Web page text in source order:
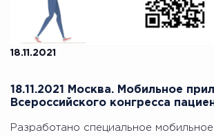
18.11.2021
18.11.2021 Москва. Мобильное
Всероссийского конгресса
Разработано специальное